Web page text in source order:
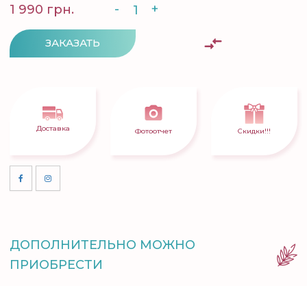
1 990 грн. - +
ЗАКАЗАТЬ
Доставка Фотоотчет Скидки!!!
ДОПОЛНИТЕЛЬНО МОЖНО
ПРИОБРЕСТИ